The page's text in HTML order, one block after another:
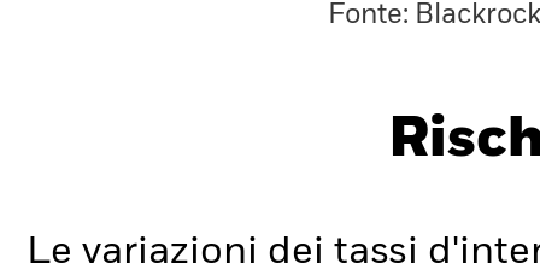
Fonte: Blackrock
Le variazioni dei tassi